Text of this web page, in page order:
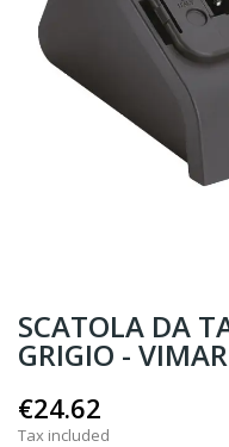
SCATOLA DA
GRIGIO -
€24.62
Tax included